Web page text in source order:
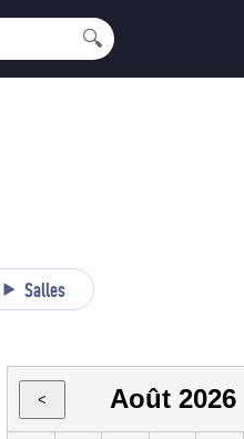
🔍
Salles
< Août 2026